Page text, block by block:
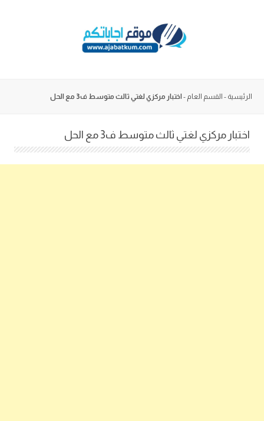
الرئيسية - القسم العام - اختبار مركزي لغتي ثالث متوسط ف3 مع الحل
اختبار مركزي لغتي ثالث متوسط ف3 مع الحل